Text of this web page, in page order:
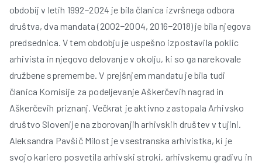
obdobij v letih 1992−2024 je bila članica izvršnega odbora
društva, dva mandata (2002−2004, 2016−2018) je bila njegova
predsednica. V tem obdobju je uspešno izpostavila poklic
arhivista in njegovo delovanje v okolju, ki so ga narekovale
družbene spremembe. V prejšnjem mandatu je bila tudi
članica Komisije za podeljevanje Aškerčevih nagrad in
Aškerčevih priznanj. Večkrat je aktivno zastopala Arhivsko
društvo Slovenije na zborovanjih arhivskih društev v tujini.
Aleksandra Pavšič Milost je vsestranska arhivistka, ki je
svojo kariero posvetila arhivski stroki, arhivskemu gradivu in